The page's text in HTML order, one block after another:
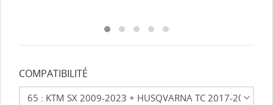
COMPATIBILITÉ